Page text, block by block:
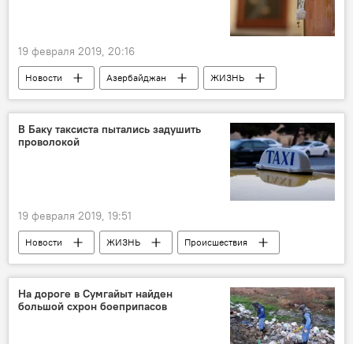
19 февраля 2019, 20:16
Новости Азербайджан
ЖИЗНЬ
Экономика
В Баку таксиста пытались задушить
проволокой
19 февраля 2019, 19:51
Новости ЖИЗНЬ Происшествия
На дороге в Сумгайыт найден
большой схрон боеприпасов